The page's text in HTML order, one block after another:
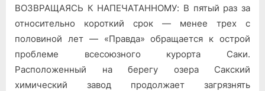
Здоровье
курорта
ВОЗВРАЩАЯСЬ К НАПЕЧАТАННОМУ: В пятый раз за
относительно короткий срок — менее трех с
половиной лет — «Правда» обращается к острой
проблеме всесоюзного курорта Саки.
Расположенный на берегу озера Сакский
химический завод продолжает загрязнять